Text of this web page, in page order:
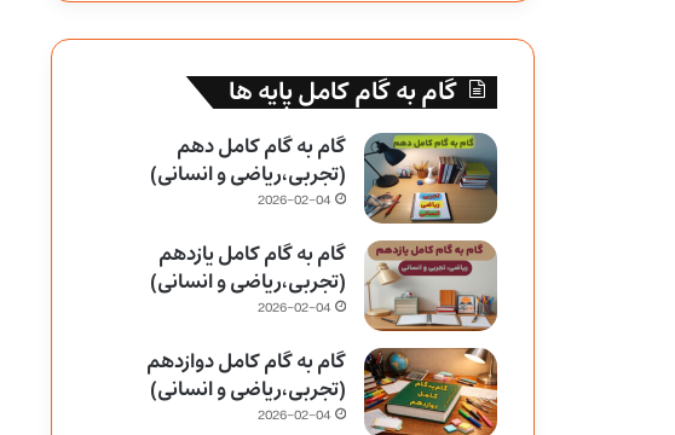
گام به گام کامل پایه ها
گام به گام کامل دهم
(تجربی،ریاضی و انسانی)
2026-02-04
گام به گام کامل یازدهم
(تجربی،ریاضی و انسانی)
2026-02-04
گام به گام کامل دوازدهم
(تجربی،ریاضی و انسانی)
2026-02-04